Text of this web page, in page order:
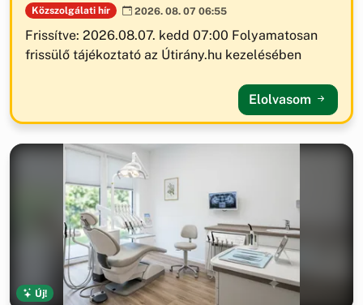
Közszolgálati hír 2026. 08. 07 06:55
Frissítve: 2026.08.07. kedd 07:00 Folyamatosan
frissülő tájékoztató az Útirány.hu kezelésében
Elolvasom
Új!